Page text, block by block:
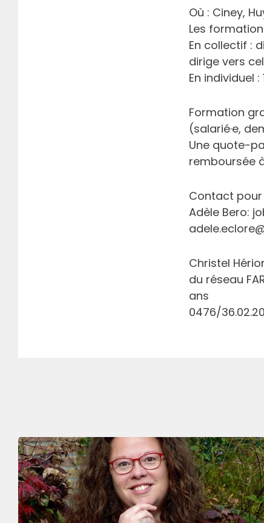
Où : Ciney,
Les
En collectif :
dirige vers
En individuel
Formation
(salarié·e,
Une quote-
remboursée
Contact pour
Adèle Bero:
Christel
du réseau
ans
0476/